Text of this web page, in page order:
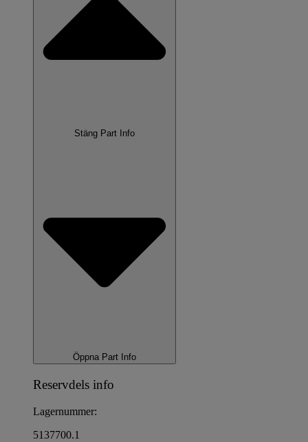
Stäng Part Info
Öppna Part Info
Reservdels info
Lagernummer:
5137700.1